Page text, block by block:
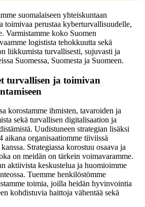
suomalaiseen yhteiskuntaan
toimivaa perustaa kyberturvallisuudelle,
Varmistamme koko Suomen
logistista tehokkuutta sekä
liikkumista turvallisesti, sujuvasti ja
Suomessa, Suomesta ja Suomeen.
turvallisen ja toimivan
korostamme ihmisten, tavaroiden ja
sekä turvallisen digitalisaation ja
Uudistuneen strategian lisäksi
aikana organisaatiomme tiiviissä
Strategiassa korostuu osaava ja
on meidän on tärkein voimavaramme.
aktiivista keskustelua ja huomioimme
Tuemme henkilöstömme
toimia, joilla heidän hyvinvointia
kohdistuvia haittoja vähentää sekä